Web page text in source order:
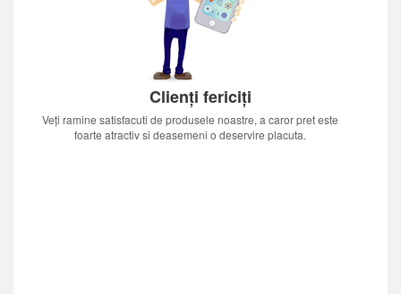
Clienți fericiți
Veți ramine satisfacuti de produsele noastre, a caror pret este
foarte atractiv si deasemeni o deservire placuta.